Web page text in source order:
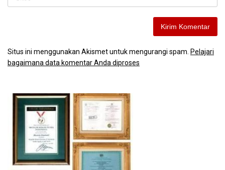
Situs ini menggunakan Akismet untuk mengurangi spam. Pelajari
bagaimana data komentar Anda diproses